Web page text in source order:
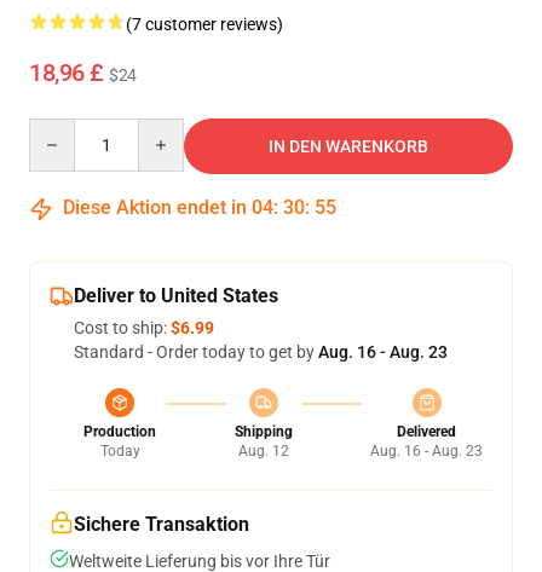
(7 customer reviews)
18,96 £ $24
IN DEN WARENKORB
Diese Aktion endet in 04: 30: 54
Deliver to United States
Cost to ship:$6.99
Standard - Order today to get byAug. 16 - Aug. 23
Production
Today
Shipping
Aug. 12
Delivered
Aug. 16 - Aug. 23
Sichere Transaktion
Weltweite Lieferung bis vor Ihre Tür